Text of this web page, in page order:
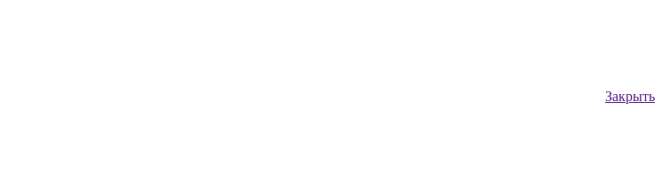
Закрыть